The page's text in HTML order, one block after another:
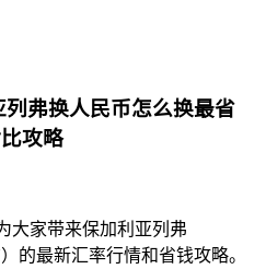
弗换人民币怎么换最省
攻略
大家带来保加利亚列弗
的最新汇率行情和省钱攻略。